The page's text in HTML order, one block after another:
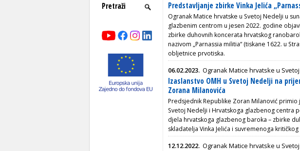
Predstavljanje zbirke Vinka Jelića
Ogranak Matice hrvatske u Svetoj Nedelji u
glazbenim centrom u jesen 2022. godine
zbirke duhovnih koncerata hrvatskog
nazivom „Parnassia militia“ (tiskane 1622. u
obljetnice prvotiska.
06.02.2023. Ogranak Matice hrvatske u
Izaslanstvo OMH u Svetoj Nedelji na
Zorana Milanovića
Predsjednik Republike Zoran Milanović
Svetoj Nedelji i Hrvatskoga glazbenog centra
djela hrvatskoga glazbenog baroka – zbirke
skladatelja Vinka Jelića i suvremenoga
12.12.2022. Ogranak Matice hrvatske u